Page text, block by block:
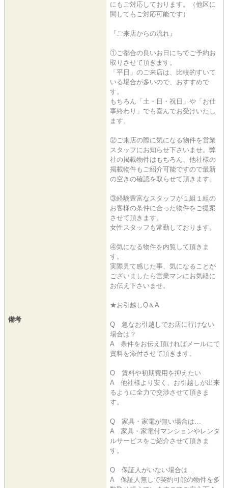
備考
にもご対応しております。（他区に
関してもご対応可能です）
『ご来店からの流れ』
①ご都合の良いお日にちでご予約お
取りさせて頂きます。
「平日」のご来店は、比較的すいて
いる場合が多いので、おすすめで
す。
もちろん「土・日・祝日」や「お仕
事終わり」でも喜んでお受けいたし
ます。
②ご来店の際に気になる物件を営業
スタッフにお知らせ下さいませ。弊
社の掲載物件はもちろん、他社様の
掲載物件もご紹介可能ですので最新
の空きの確認を取らせて頂きます。
③経験豊富なスタッフが１組１組の
お客様の条件に合った物件をご提案
させて頂きます。
女性スタッフも常勤しております。
④気になる物件を内覧して頂きま
す。
実際見て感じた事、気になることが
ございましたら営業マンにお気軽に
お伝え下さいませ。
★お引越しQ＆A
Q 急なお引越しでお店に行けない
場合は？
A 条件をお伝え頂ければメールにて
資料を添付させて頂きます。
Q 賃料や初期費用を抑えたい
A 他社様より安く、お引越しが出来
るように全力で交渉させて頂きま
す。
Q 家具・家電が無い場合は…
A 家具・家電付マンションやレンタ
ルサービスをご紹介させて頂きま
す。
Q 保証人がいない場合は…
A 保証人無しで契約可能の物件を多